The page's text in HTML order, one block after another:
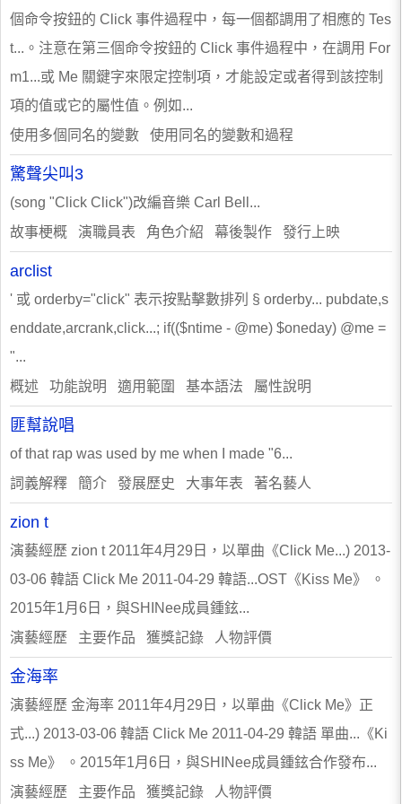
個命令按鈕的 Click 事件過程中，每一個都調用了相應的 Tes
t...。注意在第三個命令按鈕的 Click 事件過程中，在調用 For
m1...或 Me 關鍵字來限定控制項，才能設定或者得到該控制
項的值或它的屬性值。例如...
使用多個同名的變數 使用同名的變數和過程
驚聲尖叫3
(song "Click Click")​改編音樂 ​Carl Bell...
故事梗概 演職員表 角色介紹 幕後製作 發行上映
arclist
' 或 orderby="click" 表示按點擊數排列 § orderby... pubdate,s
enddate,arcrank,click...; if(($ntime - @me) $oneday) @me =
"...
概述 功能說明 適用範圍 基本語法 屬性說明
匪幫說唱
of that rap was used by me when I made "6...
詞義解釋 簡介 發展歷史 大事年表 著名藝人
zion t
演藝經歷 zion t 2011年4月29日，以單曲《Click Me...) 2013-
03-06 韓語 Click Me 2011-04-29 韓語...OST《Kiss Me》 。
2015年1月6日，與SHINee成員鍾鉉...
演藝經歷 主要作品 獲獎記錄 人物評價
金海率
演藝經歷 金海率 2011年4月29日，以單曲《Click Me》正
式...) 2013-03-06 韓語 Click Me 2011-04-29 韓語 單曲...《Ki
ss Me》 。2015年1月6日，與SHINee成員鍾鉉合作發布...
演藝經歷 主要作品 獲獎記錄 人物評價